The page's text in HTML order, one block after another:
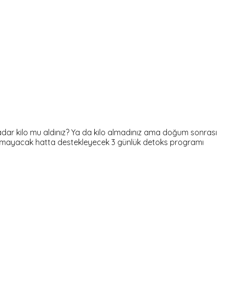
kilo mu aldınız? Ya da kilo almadınız ama doğum sonrası
hatta destekleyecek 3 günlük detoks programı